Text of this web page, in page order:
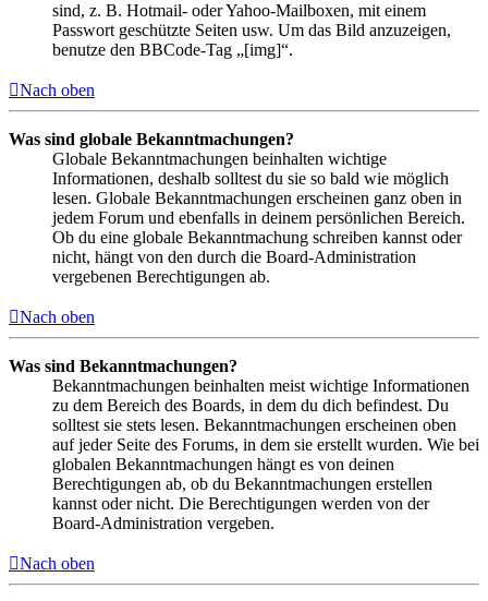
sind, z. B. Hotmail- oder Yahoo-Mailboxen, mit einem
Passwort geschützte Seiten usw. Um das Bild anzuzeigen,
benutze den BBCode-Tag „[img]“.
Nach oben
Was sind globale Bekanntmachungen?
Globale Bekanntmachungen beinhalten wichtige
Informationen, deshalb solltest du sie so bald wie möglich
lesen. Globale Bekanntmachungen erscheinen ganz oben in
jedem Forum und ebenfalls in deinem persönlichen Bereich.
Ob du eine globale Bekanntmachung schreiben kannst oder
nicht, hängt von den durch die Board-Administration
vergebenen Berechtigungen ab.
Nach oben
Was sind Bekanntmachungen?
Bekanntmachungen beinhalten meist wichtige Informationen
zu dem Bereich des Boards, in dem du dich befindest. Du
solltest sie stets lesen. Bekanntmachungen erscheinen oben
auf jeder Seite des Forums, in dem sie erstellt wurden. Wie bei
globalen Bekanntmachungen hängt es von deinen
Berechtigungen ab, ob du Bekanntmachungen erstellen
kannst oder nicht. Die Berechtigungen werden von der
Board-Administration vergeben.
Nach oben